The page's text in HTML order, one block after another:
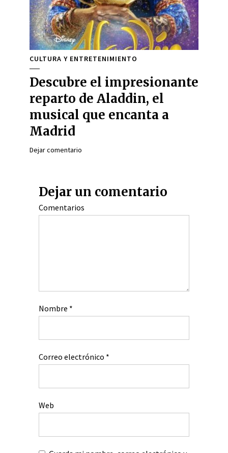
CULTURA Y ENTRETENIMIENTO
Descubre el impresionante
reparto de Aladdin, el
musical que encanta a
Madrid
Dejar comentario
Dejar un comentario
Comentarios
Nombre *
Correo electrónico *
Web